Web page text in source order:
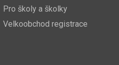
Pro školy a školky
Velkoobchod registrace